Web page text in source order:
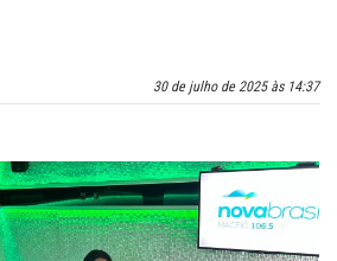
30 de julho de 2025 às 14:37